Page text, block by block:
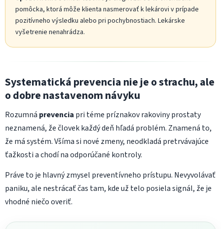
pomôcka, ktorá môže klienta nasmerovať k lekárovi v prípade
pozitívneho výsledku alebo pri pochybnostiach. Lekárske
vyšetrenie nenahrádza.
Systematická prevencia nie je o strachu, ale
o dobre nastavenom návyku
Rozumná prevencia pri téme príznakov rakoviny prostaty
neznamená, že človek každý deň hľadá problém. Znamená to,
že má systém. Všíma si nové zmeny, neodkladá pretrvávajúce
ťažkosti a chodí na odporúčané kontroly.
Práve to je hlavný zmysel preventívneho prístupu. Nevyvolávať
paniku, ale nestrácať čas tam, kde už telo posiela signál, že je
vhodné niečo overiť.